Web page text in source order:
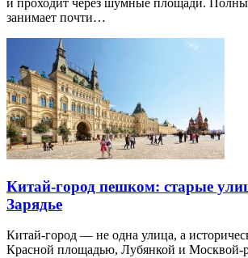
занимает почти…
Китай-город пешком: старые
Зарядье
Китай-город — не одна улица, а
Красной площадью, Лубянкой и Москвой-